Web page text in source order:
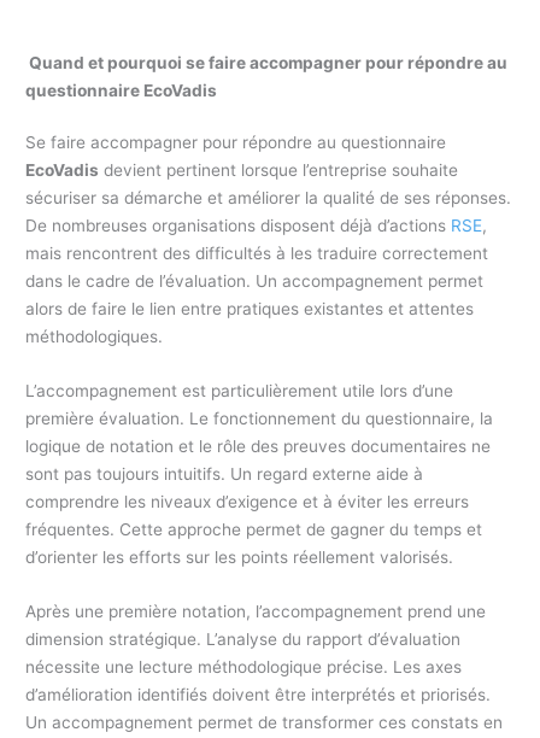
Quand et pourquoi se faire accompagner pour répondre au
questionnaire EcoVadis
Se faire accompagner pour répondre au questionnaire
EcoVadis devient pertinent lorsque l’entreprise souhaite
sécuriser sa démarche et améliorer la qualité de ses réponses.
De nombreuses organisations disposent déjà d’actions RSE,
mais rencontrent des difficultés à les traduire correctement
dans le cadre de l’évaluation. Un accompagnement permet
alors de faire le lien entre pratiques existantes et attentes
méthodologiques.
L’accompagnement est particulièrement utile lors d’une
première évaluation. Le fonctionnement du questionnaire, la
logique de notation et le rôle des preuves documentaires ne
sont pas toujours intuitifs. Un regard externe aide à
comprendre les niveaux d’exigence et à éviter les erreurs
fréquentes. Cette approche permet de gagner du temps et
d’orienter les efforts sur les points réellement valorisés.
Après une première notation, l’accompagnement prend une
dimension stratégique. L’analyse du rapport d’évaluation
nécessite une lecture méthodologique précise. Les axes
d’amélioration identifiés doivent être interprétés et priorisés.
Un accompagnement permet de transformer ces constats en